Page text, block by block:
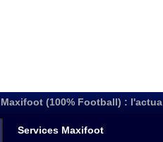
Maxifoot (100% Football) :
Services Maxifoot